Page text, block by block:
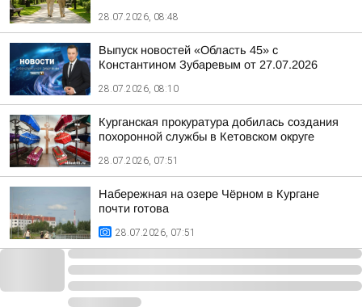
28.07.2026, 08:48
Выпуск новостей «Область 45» с
Константином Зубаревым от 27.07.2026
28.07.2026, 08:10
Курганская прокуратура добилась создания
похоронной службы в Кетовском округе
28.07.2026, 07:51
Набережная на озере Чёрном в Кургане
почти готова
28.07.2026, 07:51